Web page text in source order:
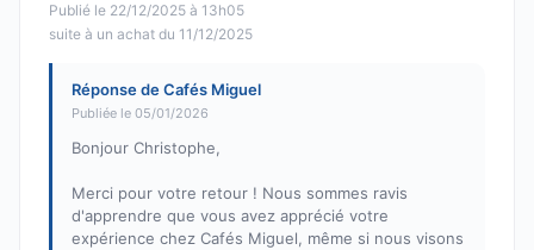
Publié le 22/12/2025 à 13h05
suite à un achat du 11/12/2025
Réponse de Cafés Miguel
Publiée le 05/01/2026
Bonjour Christophe,
Merci pour votre retour ! Nous sommes ravis
d'apprendre que vous avez apprécié votre
expérience chez Cafés Miguel, même si nous visons